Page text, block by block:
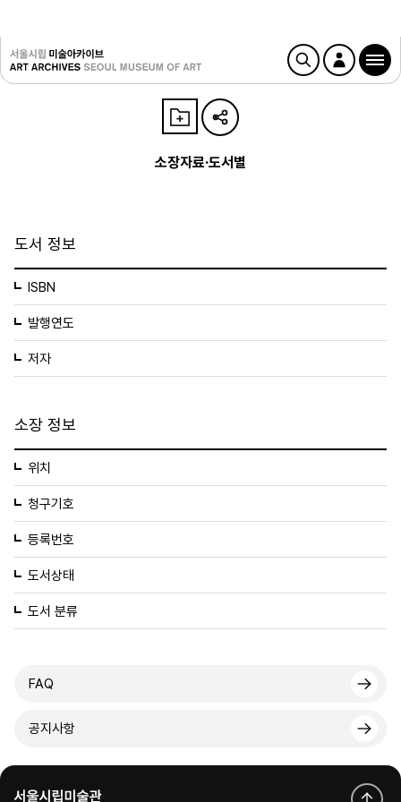
소장자료·도서별
도서 정보
ISBN
발행연도
저자
소장 정보
위치
청구기호
등록번호
도서상태
도서 분류
FAQ
공지사항